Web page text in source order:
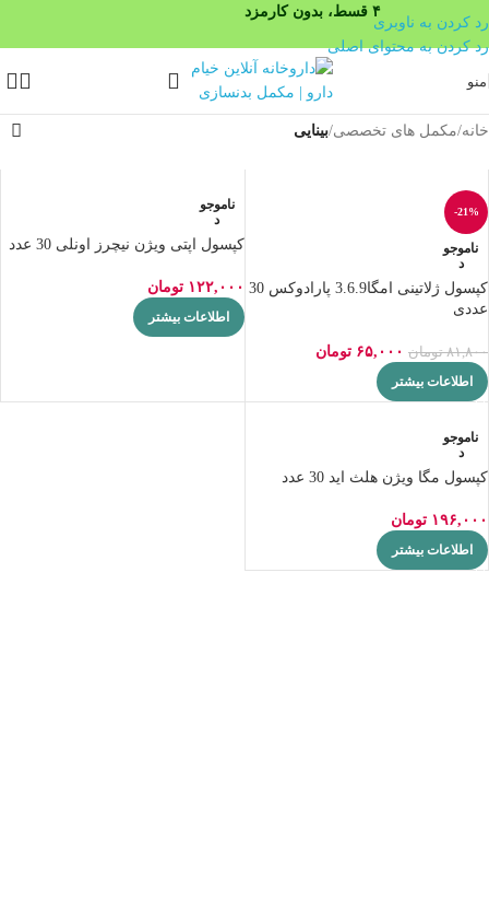
۴ قسط، بدون کارمزد
رد کردن به ناوبری
رد کردن به محتوای اصلی
منو
خانه/مکمل های تخصصی/بینایی
-21%
ناموجو
د
کپسول ژلاتینی امگا3.6.9 پارادوکس 30
عددی
۸۱,۸۰۰ تومان ۶۵,۰۰۰ تومان
اطلاعات بیشتر
ناموجو
د
کپسول اپتی ویژن نیچرز اونلی 30 عدد
۱۲۲,۰۰۰ تومان
اطلاعات بیشتر
ناموجو
د
کپسول مگا ویژن هلث اید 30 عدد
۱۹۶,۰۰۰ تومان
اطلاعات بیشتر